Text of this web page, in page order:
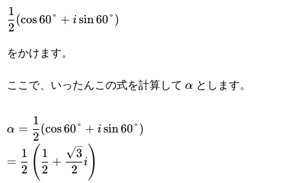
\displaystyle\frac{1}
{2}(\cos
60\text{°}+i\sin
60\text{°})
2
1
(cos60° + isin60°)
をかけます。
ここで、いったんこの式を計算して \alpha
α とします。
\displaystyle\alpha=\frac{1}{2}(\cos
60\text{°}+i\sin
60\text{°})\\\displaystyle=\frac{1}
α =
2
1
(cos60° + isin60°)
=
2
1 ( 2
1
+
2
3
i )